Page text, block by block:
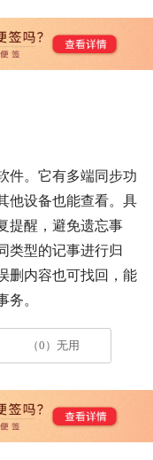
件。它有多端同步功
他设备也能查看。具
提醒，避免遗忘事
类型的记事进行归
删内容也可找回，能
务。
（0）无用